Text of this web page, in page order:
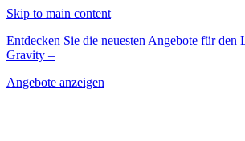
Skip to main content
Entdecken Sie die neuesten Angebote für
Gravity –
Angebote anzeigen